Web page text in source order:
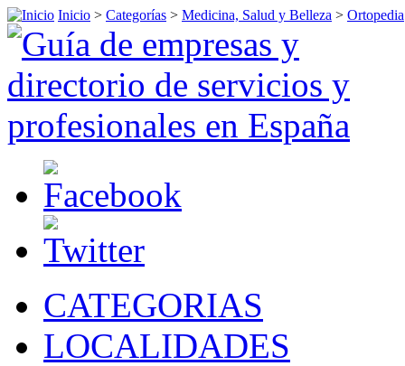
Inicio > Categorías > Medicina, Salud y Belleza > Ortopedia
CATEGORIAS
LOCALIDADES